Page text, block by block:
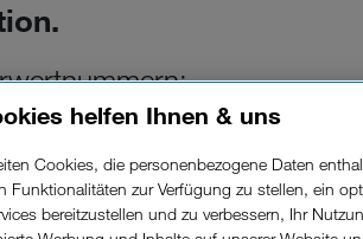
bei
helfen Ihnen & uns
Cookies, die personenbezogene Daten
Funktionalitäten zur Verfügung zu stellen, ein
bereitzustellen und zu verbessern, Ihr